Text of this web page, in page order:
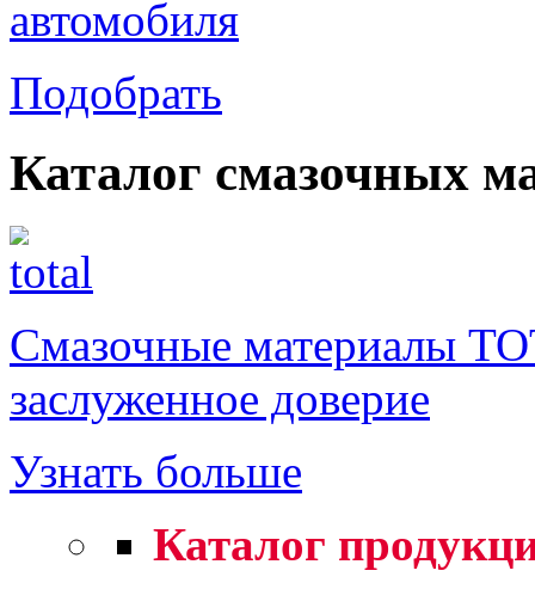
автомобиля
Подобрать
Каталог смазочных
Смазочные материалы
заслуженное доверие
Узнать больше
Каталог